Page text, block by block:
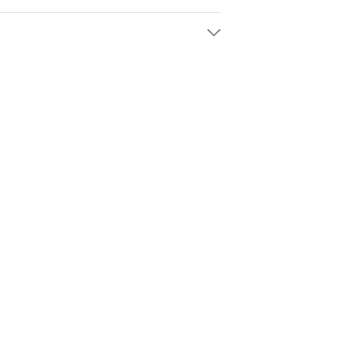
отлично впишется в любой
до современного. Идеальная